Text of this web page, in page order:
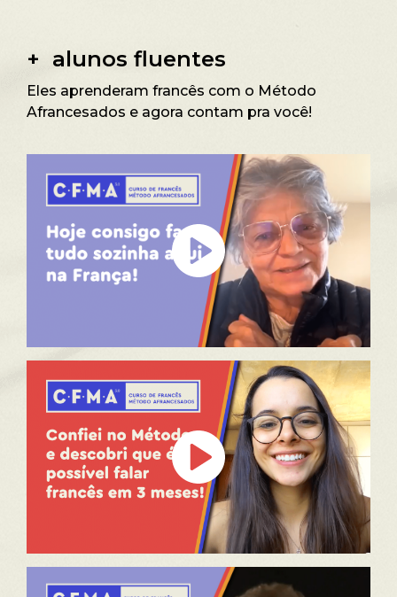
+ alunos fluentes
Eles aprenderam francês com o Método
Afrancesados e agora contam pra você!